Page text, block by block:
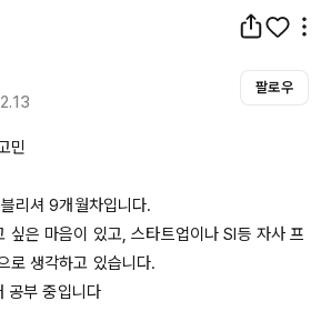
팔로우
민
블리셔 9개월차입니다.
싶은 마음이 있고, 스타트업이나 SI등 자사 프
로 생각하고 있습니다.
공부 중입니다